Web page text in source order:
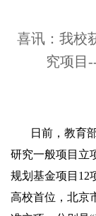
喜讯：我校
究项目
日前，教育
研究一般项目立
规划基金项目 12
高校首位，北京